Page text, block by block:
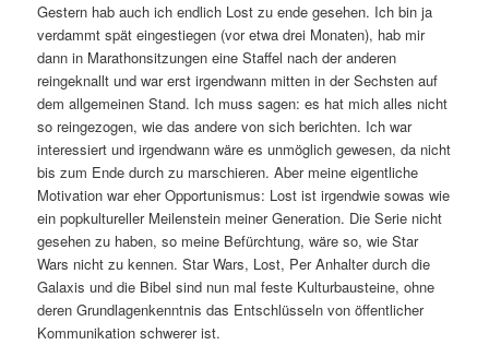
Gestern hab auch ich endlich Lost zu ende gesehen. Ich bin ja
verdammt spät eingestiegen (vor etwa drei Monaten), hab mir
dann in Marathonsitzungen eine Staffel nach der anderen
reingeknallt und war erst irgendwann mitten in der Sechsten auf
dem allgemeinen Stand. Ich muss sagen: es hat mich alles nicht
so reingezogen, wie das andere von sich berichten. Ich war
interessiert und irgendwann wäre es unmöglich gewesen, da nicht
bis zum Ende durch zu marschieren. Aber meine eigentliche
Motivation war eher Opportunismus: Lost ist irgendwie sowas wie
ein popkultureller Meilenstein meiner Generation. Die Serie nicht
gesehen zu haben, so meine Befürchtung, wäre so, wie Star
Wars nicht zu kennen. Star Wars, Lost, Per Anhalter durch die
Galaxis und die Bibel sind nun mal feste Kulturbausteine, ohne
deren Grundlagenkenntnis das Entschlüsseln von öffentlicher
Kommunikation schwerer ist.